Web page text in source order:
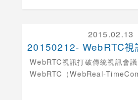
2015.02.13
WebRTC視訊打破傳統視訊會
WebRTC（WebReal-